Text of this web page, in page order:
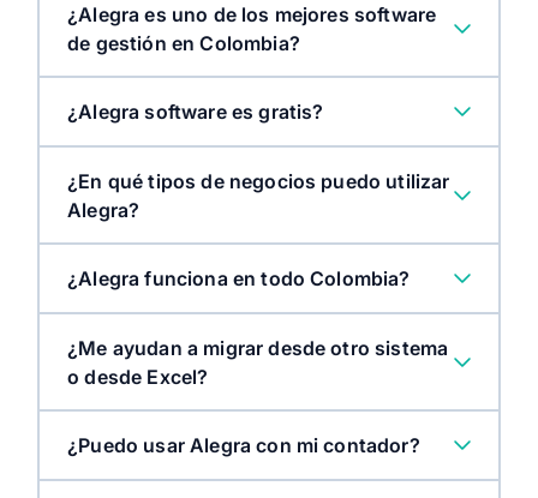
Eres contador(a) o despacho contable
registrar/crear documentos desde WhatsApp
categorizar y completar
información
Alegra POS
¿Alegra es uno de los mejores software
de gestión en Colombia?
¿Alegra software es gratis?
¿En qué tipos de negocios puedo utilizar
Alegra?
¿Alegra funciona en todo Colombia?
¿Me ayudan a migrar desde otro sistema
o desde Excel?
¿Puedo usar Alegra con mi contador?